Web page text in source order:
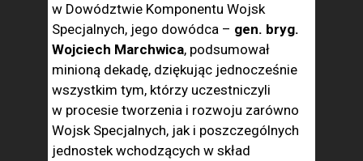
w Dowództwie Komponentu Wojsk
Specjalnych, jego dowódca – gen. bryg.
Wojciech Marchwica, podsumował
minioną dekadę, dziękując jednocześnie
wszystkim tym, którzy uczestniczyli
w procesie tworzenia i rozwoju zarówno
Wojsk Specjalnych, jak i poszczególnych
jednostek wchodzących w skład